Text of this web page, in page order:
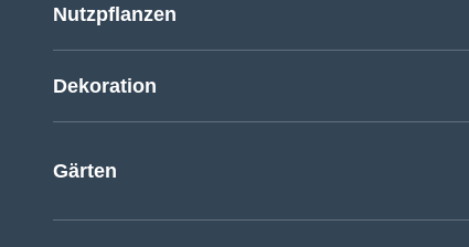
Nutzpflanzen
Dekoration
Gärten